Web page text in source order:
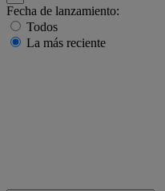
Fecha de lanzamiento:
Todos
La más reciente